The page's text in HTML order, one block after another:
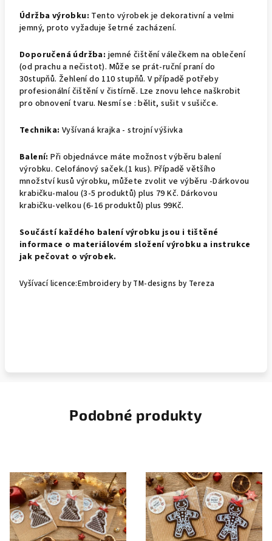
Údržba výrobku: Tento výrobek je dekorativní a velmi
jemný, proto vyžaduje šetrné zacházení.
Doporučená údržba: jemné čištění válečkem na oblečení
(od prachu a nečistot). Může se prát-ruční praní do
30stupňů. Žehlení do 110 stupňů. V případě potřeby
profesionální čištění v čistírně. Lze znovu lehce naškrobit
pro obnovení tvaru. Nesmí se : bělit, sušit v sušičce.
Technika: Vyšívaná krajka - strojní výšivka
Balení:Při objednávce máte možnost výběru balení
výrobku. Celofánový saček.(1 kus). Případě většího
množství kusů výrobku, můžete zvolit ve výběru -Dárkovou
krabičku-malou (3-5 produktů) plus 79 Kč. Dárkovou
krabičku-velkou (6-16 produktů) plus 99Kč.
Součástí každého balení výrobku jsou i tištěné
informace o materiálovém složení výrobku a instrukce
jak pečovat o výrobek.
Vyšívací licence:Embroidery by TM-designs by Tereza
Podobné produkty